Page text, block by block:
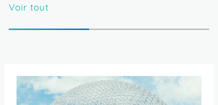
Voir tout